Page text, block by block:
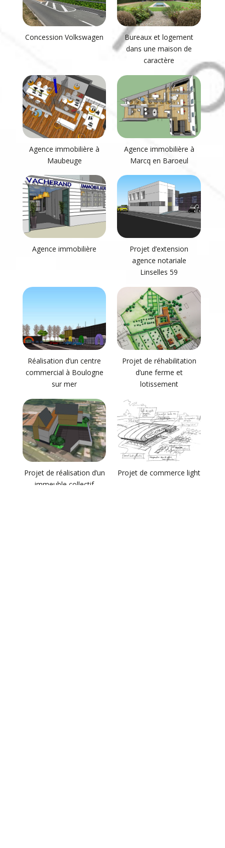
Concession Volkswagen
Bureaux et logement
dans une maison de
caractère
Agence immobilière à
Maubeuge
Agence immobilière à
Marcq en Baroeul
Agence immobilière
Projet d’extension
agence notariale
Linselles 59
Réalisation d’un centre
commercial à Boulogne
sur mer
Projet de réhabilitation
d’une ferme et
lotissement
Projet de réalisation d’un
immeuble collectif
Projet de commerce light